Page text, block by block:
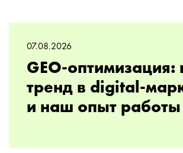
07.08.2026
GEO-оптимизация:
тренд в digital-
и наш опыт работы